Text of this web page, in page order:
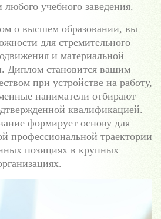
любого учебного заведения.
о высшем образовании, вы
для стремительного
и материальной
Диплом становится вашим
при устройстве на работу,
наниматели отбирают
квалификацией.
формирует основу для
профессиональной траектории
позициях в крупных